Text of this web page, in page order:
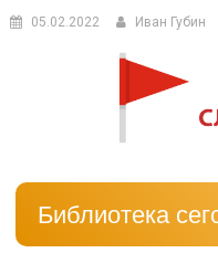
05.02.2022 Иван Губин
Библиотека